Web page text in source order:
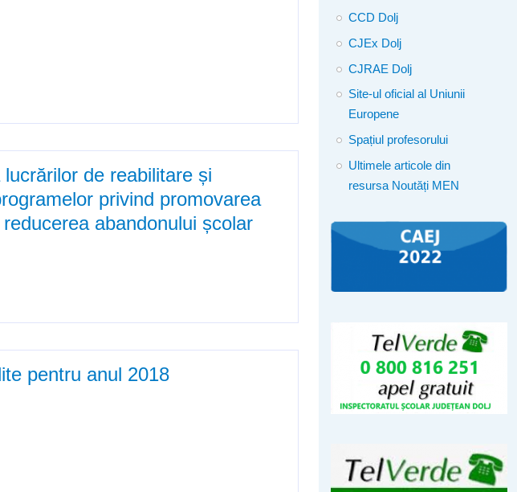
10 - Îmbunătățirea infrastructurii educaționale din
2020
de reabilitare și
privind promovarea
abandonului școlar
de reabilitare și modernizare / dotărilor cu mobilier /
/ proiectelor privind reducerea abandonului școlar
pentru anul 2018
pentru anul 2018
CCD Dolj
CJEx Dolj
CJRAE Dolj
Site-ul oficial al Uniunii
Europene
Spațiul profesorului
Ultimele articole din
resursa Noutăți MEN